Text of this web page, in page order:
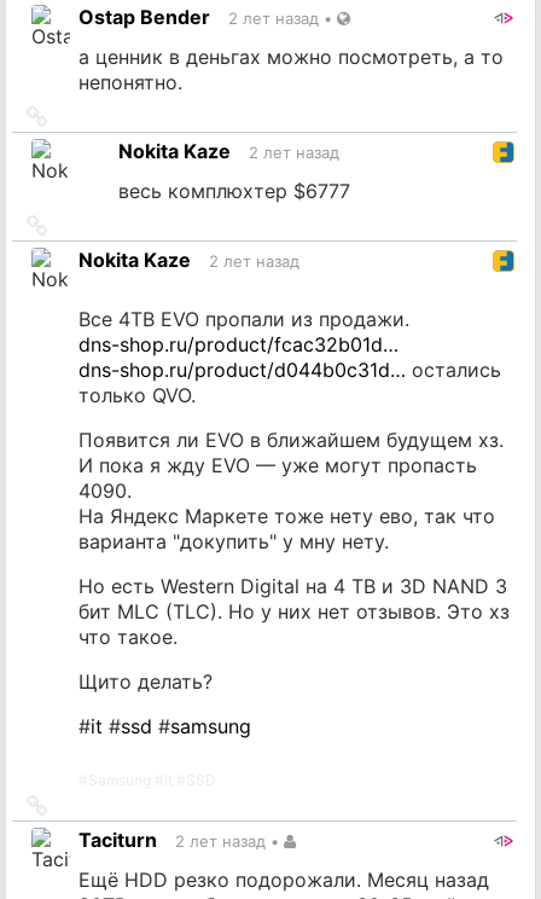
источник
Ostap Bender 2 лет назад •
а ценник в деньгах можно посмотреть, а то
непонятно.
на
источникNokita Kaze 2 лет назад
весь комплюхтер $6777
на
источник
Nokita Kaze 2 лет назад
Все 4TB EVO пропали из продажи.
dns-shop.ru/product/fcac32b01d…
dns-shop.ru/product/d044b0c31d… остались
только QVO.
Появится ли EVO в ближайшем будущем хз.
И пока я жду EVO — уже могут пропасть
4090.
На Яндекс Маркете тоже нету ево, так что
варианта "докупить" у мну нету.
Но есть Western Digital на 4 TB и 3D NAND 3
бит MLC (TLC). Но у них нет отзывов. Это хз
что такое.
Щито делать?
#it #ssd #samsung
на
источник
Taciturn 2 лет назад •
Ещё HDD резко подорожали. Месяц назад